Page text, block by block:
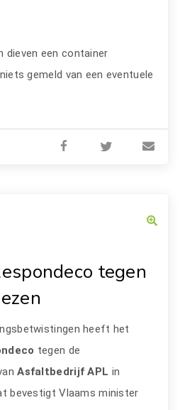
dieven een container
gemeld van een eventuele
tegen
heeft het
tegen de
Asfaltbedrijf APL in
bevestigt Vlaams minister